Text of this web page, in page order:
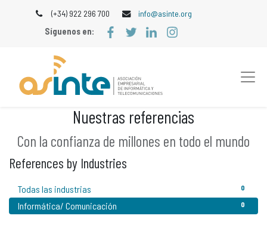
(+34) 922 296 700
info@asinte.org
Síguenos en:
Nuestras referencias
Con la confianza de millones en todo el mundo
References by Industries
0
Todas las industrias
0
Informática/ Comunicación